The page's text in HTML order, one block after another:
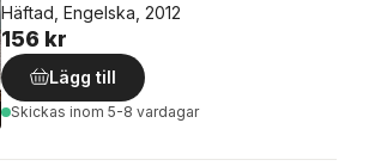
Häftad, Engelska, 2012
156 kr
Lägg till
Skickas inom 5-8 vardagar